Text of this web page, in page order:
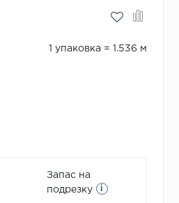
1 упаковка = 1.536 м
Запас на
подрезку
i